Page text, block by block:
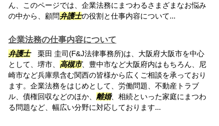
ん、このページでは、企業法務にまつわるさまざまなお悩み
の中から、顧問弁護士の役割と仕事内容について...
企業法務の仕事内容について
弁護士栗田 圭司(F&J法律事務所)は、大阪府大阪市を中心
として、堺市、 高槻市、豊中市など大阪府内はもちろん、尼
崎市など兵庫県含む関西の皆様から広くご相談を承っており
ます。企業法務をはじめとして、労働問題、不動産トラブ
ル、債権回収などのほか、 離婚、相続といった家庭にまつわ
る問題など、幅広い分野に対応しております...